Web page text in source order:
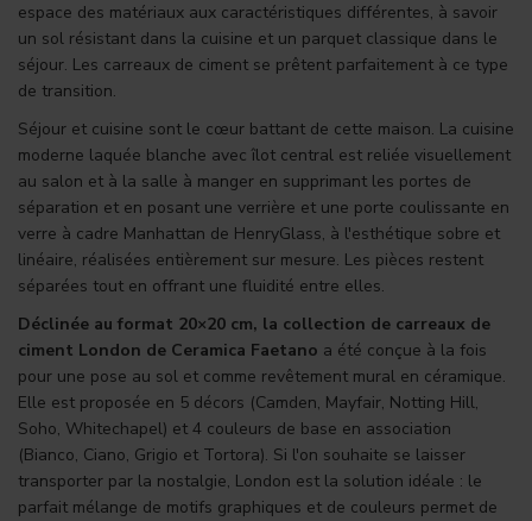
espace des matériaux aux caractéristiques différentes, à savoir
un sol résistant dans la cuisine et un parquet classique dans le
séjour. Les carreaux de ciment se prêtent parfaitement à ce type
de transition.
Séjour et cuisine sont le cœur battant de cette maison. La cuisine
moderne laquée blanche avec îlot central est reliée visuellement
au salon et à la salle à manger en supprimant les portes de
séparation et en posant une verrière et une porte coulissante en
verre à cadre Manhattan de HenryGlass, à l'esthétique sobre et
linéaire, réalisées entièrement sur mesure. Les pièces restent
séparées tout en offrant une fluidité entre elles.
Déclinée au format 20×20 cm, la collection de carreaux de
ciment London de Ceramica Faetano a été conçue à la fois
pour une pose au sol et comme revêtement mural en céramique.
Elle est proposée en 5 décors (Camden, Mayfair, Notting Hill,
Soho, Whitechapel) et 4 couleurs de base en association
(Bianco, Ciano, Grigio et Tortora). Si l'on souhaite se laisser
transporter par la nostalgie, London est la solution idéale : le
parfait mélange de motifs graphiques et de couleurs permet de